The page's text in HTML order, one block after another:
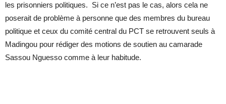
les prisonniers politiques. Si ce n’est pas le cas, alors cela ne
poserait de problème à personne que des membres du bureau
politique et ceux du comité central du PCT se retrouvent seuls à
Madingou pour rédiger des motions de soutien au camarade
Sassou Nguesso comme à leur habitude.